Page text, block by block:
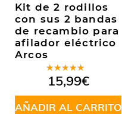
Kit de 2 rodillos
con sus 2 bandas
de recambio para
afilador eléctrico
Arcos
Valorado
en4.50
de 5
15,99€
AÑADIR AL CARRITO